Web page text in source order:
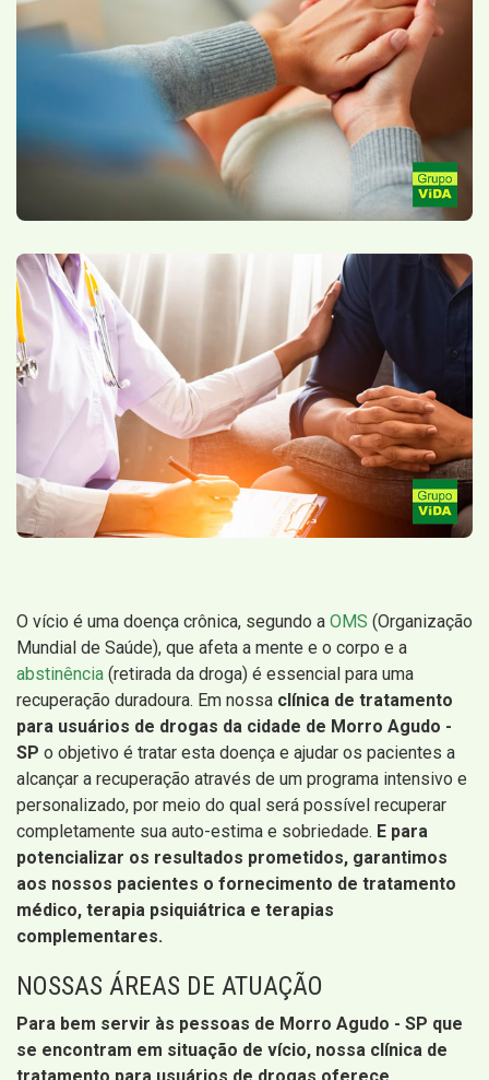
O vício é uma doença crônica, segundo a OMS (Organização
Mundial de Saúde), que afeta a mente e o corpo e a
abstinência (retirada da droga) é essencial para uma
recuperação duradoura. Em nossa clínica de tratamento
para usuários de drogas da cidade de Morro Agudo -
SP o objetivo é tratar esta doença e ajudar os pacientes a
alcançar a recuperação através de um programa intensivo e
personalizado, por meio do qual será possível recuperar
completamente sua auto-estima e sobriedade. E para
potencializar os resultados prometidos, garantimos
aos nossos pacientes o fornecimento de tratamento
médico, terapia psiquiátrica e terapias
complementares.
NOSSAS ÁREAS DE ATUAÇÃO
Para bem servir às pessoas de Morro Agudo - SP que
se encontram em situação de vício, nossa clínica de